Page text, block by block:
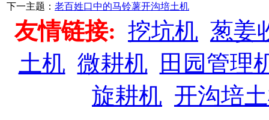
下一主题： 老百姓口中的马铃薯开沟培土机
友情链接: 挖坑机 葱姜
土机 微耕机
田园管理
旋耕机 开沟培